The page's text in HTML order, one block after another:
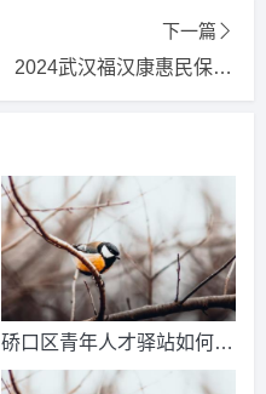
下一篇
2024武汉福汉康惠民保怎么买(投保时间+投保入口+保费)_推荐阅读
硚口区青年人才驿站如何申
请入住20242024更新/推荐